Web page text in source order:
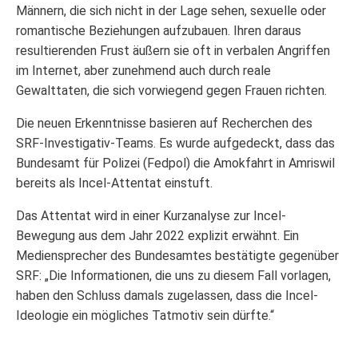
Männern, die sich nicht in der Lage sehen, sexuelle oder
romantische Beziehungen aufzubauen. Ihren daraus
resultierenden Frust äußern sie oft in verbalen Angriffen
im Internet, aber zunehmend auch durch reale
Gewalttaten, die sich vorwiegend gegen Frauen richten.
Die neuen Erkenntnisse basieren auf Recherchen des
SRF-Investigativ-Teams. Es wurde aufgedeckt, dass das
Bundesamt für Polizei (Fedpol) die Amokfahrt in Amriswil
bereits als Incel-Attentat einstuft.
Das Attentat wird in einer Kurzanalyse zur Incel-
Bewegung aus dem Jahr 2022 explizit erwähnt. Ein
Mediensprecher des Bundesamtes bestätigte gegenüber
SRF: „Die Informationen, die uns zu diesem Fall vorlagen,
haben den Schluss damals zugelassen, dass die Incel-
Ideologie ein mögliches Tatmotiv sein dürfte.“